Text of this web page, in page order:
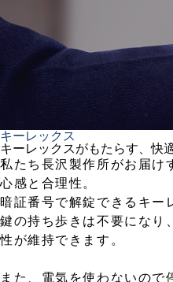
キーレックス
キーレックスがもたらす、快
私たち長沢製作所がお届け
心感と合理性。
暗証番号で解錠できるキー
鍵の持ち歩きは不要になり
性が維持できます。
また、電気を使わないので